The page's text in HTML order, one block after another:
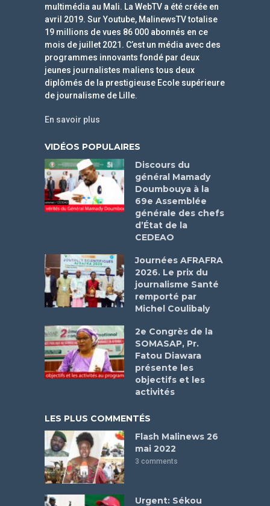
multimédia au Mali. La WebTV a été créée en
avril 2019. Sur Youtube, MalinewsTV totalise
19 millions de vues 86 000 abonnés en ce
mois de juillet 2021. C’est un média avec des
programmes innovants fondé par deux
jeunes journalistes maliens tous deux
diplômés de la prestigieuse Ecole supérieure
de journalisme de Lille.
En savoir plus
VIDÉOS POPULAIRES
Discours du
général Mamady
Doumbouya à la
69e Assemblée
générale des chefs
d’État de la
CEDEAO
Journées AFRAFRA
2026. Le prix du
journalisme Santé
remporté par
Michel Coulibaly
2e Congrès de la
SOMASAP, Pr.
Fatou Diawara
présente les
objectifs et les
activités
LES PLUS COMMENTÉS
Flash Malinews 26
mai 2022
3 comments
Urgent: Sékou